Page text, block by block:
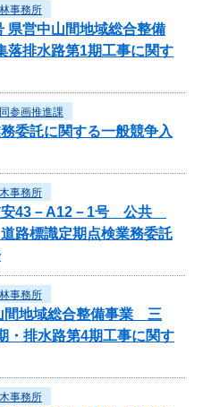
事務所
県営中山間地域総合整備
落排水路第1期工事に関す
参画推進課
委託に関する一般競争入
事務所
安43－A12－1号 公共
路標識定期点検業務委託
事務所
間地域総合整備事業 三
排水路第4期工事に関す
事務所